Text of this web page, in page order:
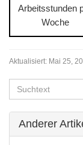
Arbeitsstunden
Woche
Aktualisiert: Mai 25,
Anderer